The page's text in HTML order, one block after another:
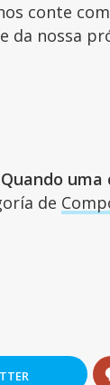
conte
da nossa
Quando uma
de